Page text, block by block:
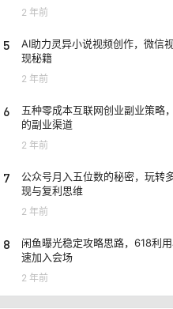
2 年前
5
AI助力灵异小说视频创作，微信
现秘籍
2 年前
6
五种零成本互联网创业副业策略
的副业渠道
2 年前
7
公众号月入五位数的秘密，玩转
现与复利思维
2 年前
8
闲鱼曝光稳定攻略思路，618利
速加入会场
2 年前